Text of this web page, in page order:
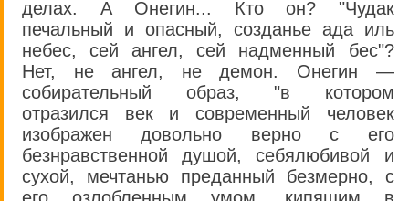
делах. А Онегин... Кто он? "Чудак
печальный и опасный, созданье ада иль
небес, сей ангел, сей надменный бес"?
Нет, не ангел, не демон. Онегин —
собирательный образ, "в котором
отразился век и современный человек
изображен довольно верно с его
безнравственной душой, себялюбивой и
сухой, мечтанью преданный безмерно, с